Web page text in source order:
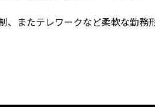
またテレワークなど柔軟な勤